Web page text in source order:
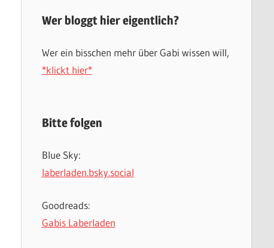
Wer bloggt hier eigentlich?
Wer ein bisschen mehr über Gabi wissen will,
*klickt hier*
Bitte folgen
Blue Sky:
laberladen.bsky.social
Goodreads:
Gabis Laberladen